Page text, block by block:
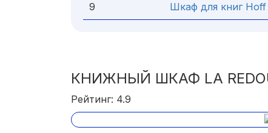
9 Шкаф для книг
КНИЖНЫЙ ШКАФ LA
Рейтинг: 4.9